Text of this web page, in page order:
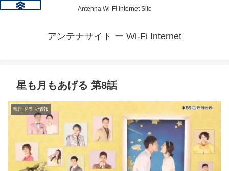
Antenna Wi-Fi Internet Site
アンテナサイト ー Wi-Fi Internet
星も月もあげる 第8話
韓国ドラマ情報